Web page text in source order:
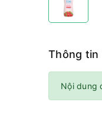
Thông tin
Nội dung